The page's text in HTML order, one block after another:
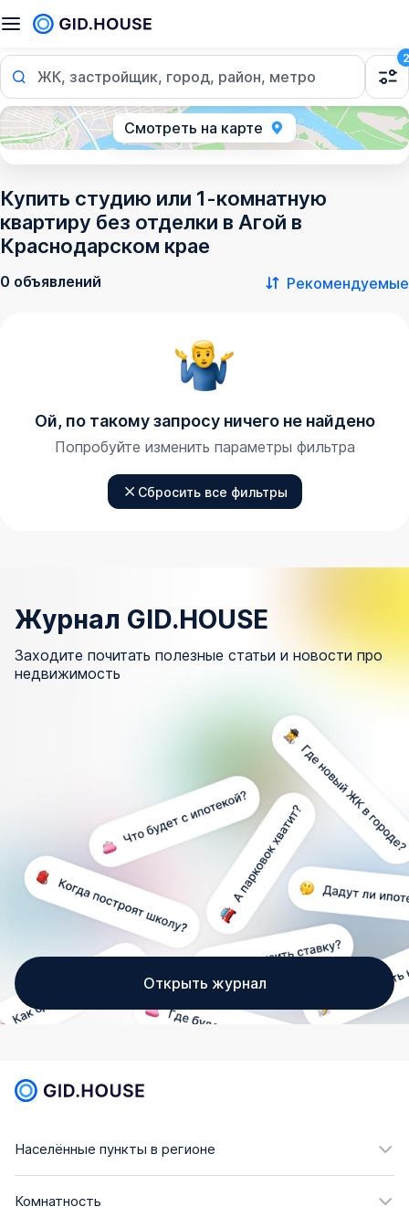
ЖК, застройщик, город, район, метро
2
Смотреть на карте
Купить студию или 1-комнатную
квартиру без отделки в Агой в
Краснодарском крае
0 объявлений Рекомендуемые
Ой, по такому запросу ничего не найдено
Попробуйте изменить параметры фильтра
Сбросить все фильтры
Журнал GID.HOUSE
Заходите почитать полезные статьи и новости про
недвижимость
Открыть журнал
Населённые пункты в регионе
Комнатность